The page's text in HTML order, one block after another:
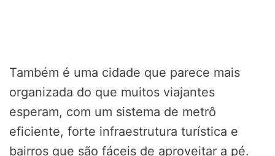
Também é uma cidade que parece mais
organizada do que muitos viajantes
esperam, com um sistema de metrô
eficiente, forte infraestrutura turística e
bairros que são fáceis de aproveitar a pé.